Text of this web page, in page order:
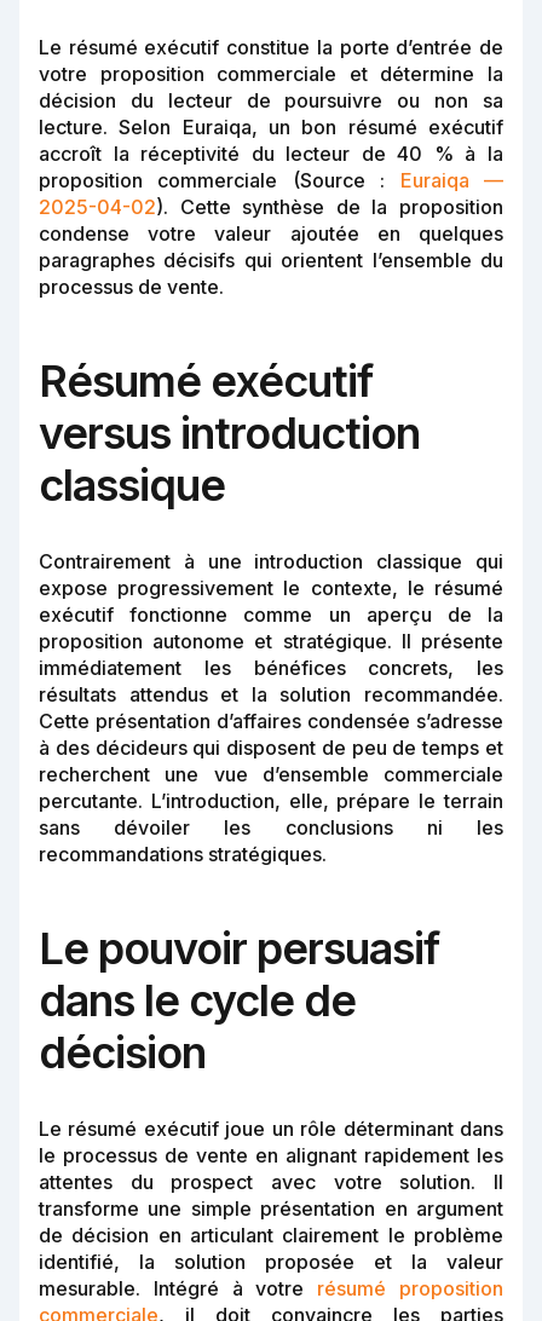
Le résumé exécutif constitue la porte d’entrée de
votre proposition commerciale et détermine la
décision du lecteur de poursuivre ou non sa
lecture. Selon Euraiqa, un bon résumé exécutif
accroît la réceptivité du lecteur de 40 % à la
proposition commerciale (Source : Euraiqa —
2025-04-02). Cette synthèse de la proposition
condense votre valeur ajoutée en quelques
paragraphes décisifs qui orientent l’ensemble du
processus de vente.
Résumé exécutif
versus introduction
classique
Contrairement à une introduction classique qui
expose progressivement le contexte, le résumé
exécutif fonctionne comme un aperçu de la
proposition autonome et stratégique. Il présente
immédiatement les bénéfices concrets, les
résultats attendus et la solution recommandée.
Cette présentation d’affaires condensée s’adresse
à des décideurs qui disposent de peu de temps et
recherchent une vue d’ensemble commerciale
percutante. L’introduction, elle, prépare le terrain
sans dévoiler les conclusions ni les
recommandations stratégiques.
Le pouvoir persuasif
dans le cycle de
décision
Le résumé exécutif joue un rôle déterminant dans
le processus de vente en alignant rapidement les
attentes du prospect avec votre solution. Il
transforme une simple présentation en argument
de décision en articulant clairement le problème
identifié, la solution proposée et la valeur
mesurable. Intégré à votre résumé proposition
commerciale, il doit convaincre les parties